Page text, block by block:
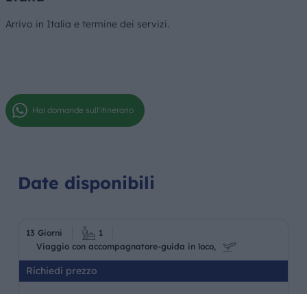
Arrivo in Italia e termine dei servizi.
Hai domande sull'itinerario
Date disponibili
13 Giorni
1
Viaggio con accompagnatore-guida in loco,
Richiedi prezzo